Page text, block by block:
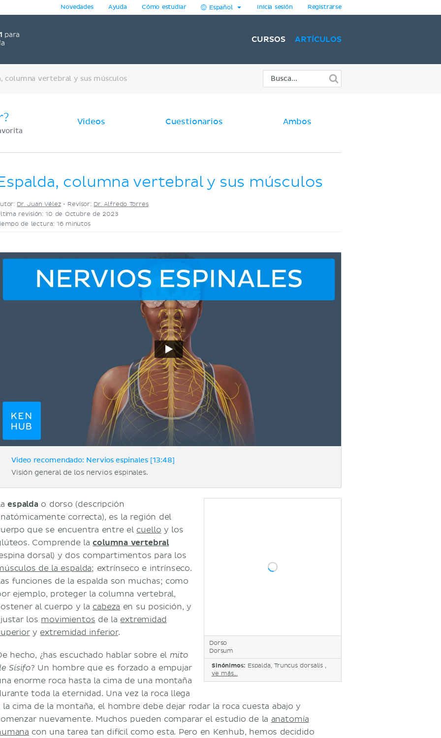
para
Novedades Ayuda Cómo estudiar Español Inicia sesión Registrarse
CURSOS ARTÍCULOS
columna vertebral y sus músculos
Videos Cuestionarios Ambos
columna vertebral y sus músculos
Dr. Juan Vélez• Revisor: Dr. Alfredo Torres
revisión: 10 de Octubre de 2023
de lectura: 16 minutos
Video recomendado: Nervios espinales [13:48]
Visión general de los nervios espinales.
Dorso
Dorsum
Sinónimos: Espalda, Truncus dorsalis ,
ve más...
espalda o dorso (descripción
correcta), es la región del
que se encuentra entre el cuello y los
Comprende la columna vertebral
dorsal) y dos compartimentos para los
de la espalda; extrínseco e intrínseco.
funciones de la espalda son muchas; como
ejemplo, proteger la columna vertebral,
al cuerpo y la cabeza en su posición, y
los movimientos de la extremidad
y extremidad inferior.
hecho, ¿has escuchado hablar sobre el mito
Sísifo? Un hombre que es forzado a empujar
enorme roca hasta la cima de una montaña
toda la eternidad. Una vez la roca llega
la cima de la montaña, el hombre debe dejar rodar la roca cuesta abajo y
nuevamente. Muchos pueden comparar el estudio de la anatomía
con una tarea tan difícil como esta. Pero en Kenhub, hemos decidido